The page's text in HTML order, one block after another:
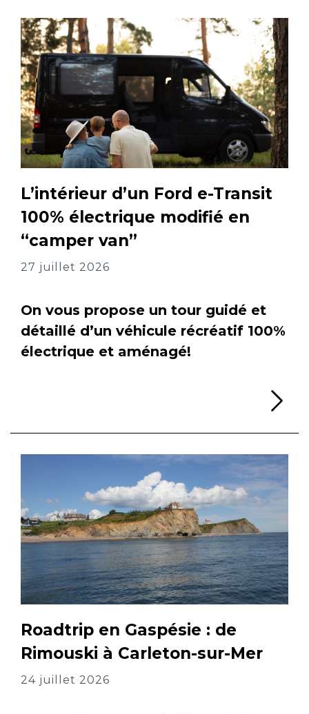
L’intérieur d’un Ford e-Transit
100% électrique modifié en
“camper van”
27 juillet 2026
On vous propose un tour guidé et
détaillé d’un véhicule récréatif 100%
électrique et aménagé!
Roadtrip en Gaspésie : de
Rimouski à Carleton-sur-Mer
24 juillet 2026